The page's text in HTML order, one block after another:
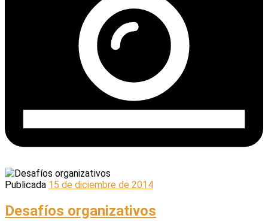
Publicada 15 de diciembre de 2014
Desafíos organizativos